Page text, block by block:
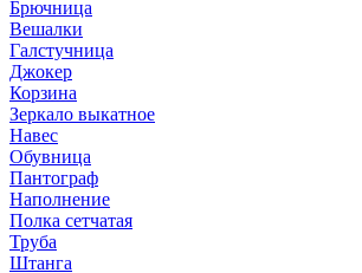
Брючница
Вешалки
Галстучница
Джокер
Корзина
Зеркало выкатное
Навес
Обувница
Пантограф
Наполнение
Полка сетчатая
Труба
Штанга